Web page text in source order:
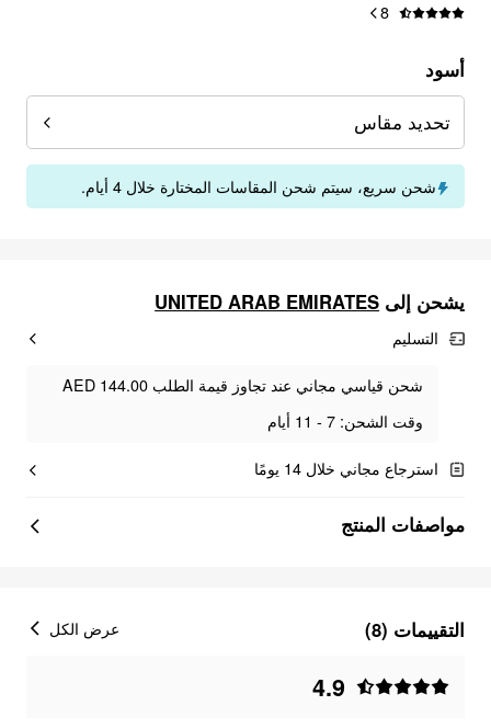
8
أسود
تحديد مقاس
شحن سريع، سيتم شحن المقاسات المختارة خلال 4 أيام.
يشحن إلى UNITED ARAB EMIRATES
التسليم
شحن قياسي مجاني عند تجاوز قيمة الطلب AED 144.00
وقت الشحن: 7 - 11 أيام
استرجاع مجاني خلال 14 يومًا
مواصفات المنتج
التقييمات (8)
4.9
عرض الكل